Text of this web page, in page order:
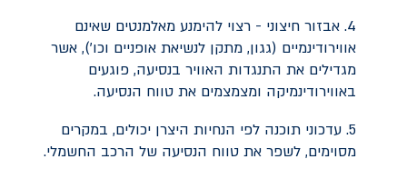
4. אבזור חיצוני - רצוי להימנע מאלמנטים שאינם
אווירודינמיים (גגון, מתקן לנשיאת אופניים וכו'), אשר
מגדילים את התנגדות האוויר בנסיעה, פוגעים
באווירודינמיקה ומצמצמים את טווח הנסיעה.
5. עדכוני תוכנה לפי הנחיות היצרן יכולים, במקרים
מסוימים, לשפר את טווח הנסיעה של הרכב החשמלי.